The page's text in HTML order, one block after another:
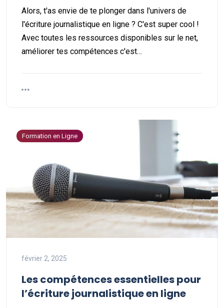
Alors, t'as envie de te plonger dans l'univers de
l'écriture journalistique en ligne ? C'est super cool !
Avec toutes les ressources disponibles sur le net,
améliorer tes compétences c'est…
Formation en Ligne
février 2, 2025
Les compétences essentielles pour
l’écriture journalistique en ligne